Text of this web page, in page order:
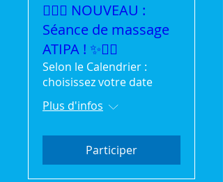
💆‍♀️✨ NOUVEAU :
Séance de massage
ATIPA ! ✨💆‍♂️
Selon le Calendrier :
choisissez votre date
Plus d'infos
Participer